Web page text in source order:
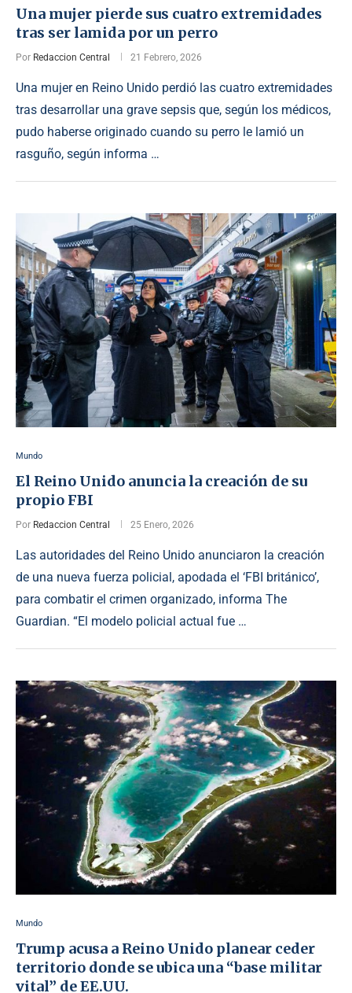
Una mujer pierde sus cuatro extremidades
tras ser lamida por un perro
Por Redaccion Central 21 Febrero, 2026
Una mujer en Reino Unido perdió las cuatro extremidades
tras desarrollar una grave sepsis que, según los médicos,
pudo haberse originado cuando su perro le lamió un
rasguño, según informa …
Mundo
El Reino Unido anuncia la creación de su
propio FBI
Por Redaccion Central 25 Enero, 2026
Las autoridades del Reino Unido anunciaron la creación
de una nueva fuerza policial, apodada el ‘FBI británico’,
para combatir el crimen organizado, informa The
Guardian. “El modelo policial actual fue …
Mundo
Trump acusa a Reino Unido planear ceder
territorio donde se ubica una “base militar
vital” de EE.UU.